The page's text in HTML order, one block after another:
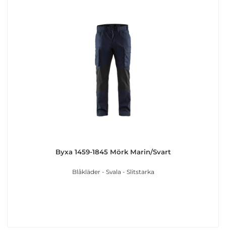
Byxa 1459-1845 Mörk Marin/Svart
Blåkläder - Svala - Slitstarka